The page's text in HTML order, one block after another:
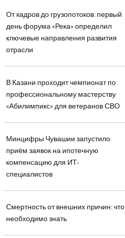
От кадров до грузопотоков: первый
день форума «Река» определил
ключевые направления развития
отрасли
В Казани проходит чемпионат по
профессиональному мастерству
«Абилимпикс» для ветеранов СВО
Минцифры Чувашии запустило
приём заявок на ипотечную
компенсацию для ИТ-
специалистов
Смертность от внешних причин: что
необходимо знать